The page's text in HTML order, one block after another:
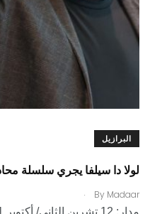
البرازيل
لولا دا سيلفا يجري سلسلة
By Madaar
.